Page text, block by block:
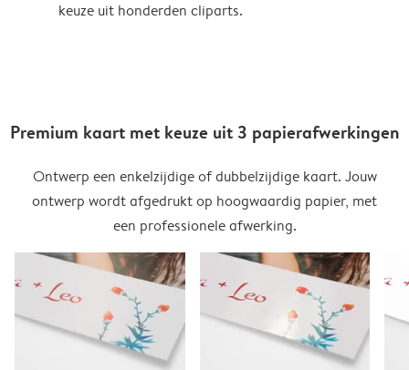
keuze uit honderden cliparts.
Premium kaart met keuze uit 3 papierafwerkingen
Ontwerp een enkelzijdige of dubbelzijdige kaart. Jouw
ontwerp wordt afgedrukt op hoogwaardig papier, met
een professionele afwerking.